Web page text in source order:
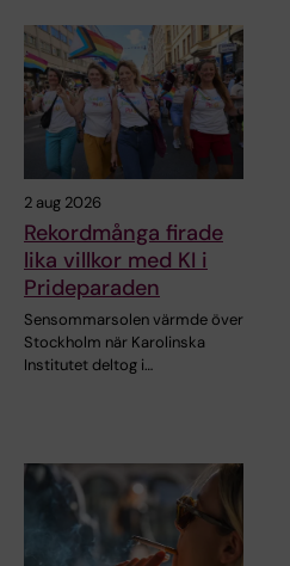
2 aug 2026
Rekordmånga firade
lika villkor med KI i
Prideparaden
Sensommarsolen värmde över
Stockholm när Karolinska
Institutet deltog i…